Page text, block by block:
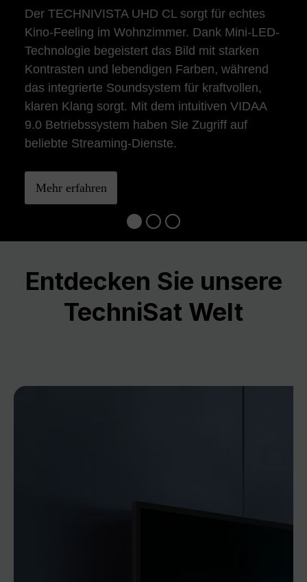
Der TECHNIVISTA UHD CL sorgt für echtes
Kino-Feeling im Wohnzimmer. Dank Mini-LED-
Technologie begeistert das Bild mit starken
Kontrasten und lebendigen Farben, während
das integrierte Soundsystem für kraftvollen,
klaren Klang sorgt. Mit dem intuitiven VIDAA
9.0 Betriebssystem haben Sie Zugriff auf
beliebte Streaming-Dienste.
Mehr erfahren
Entdecken Sie unsere
TechniSat Welt